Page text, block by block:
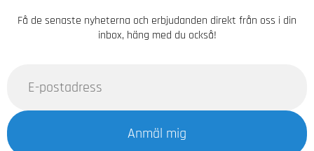
Få de senaste nyheterna och erbjudanden direkt från oss i din
inbox, häng med du också!
Anmäl mig